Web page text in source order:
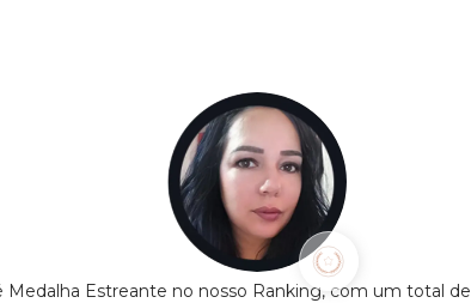
Medalha Estreante no nosso Ranking, com um total de